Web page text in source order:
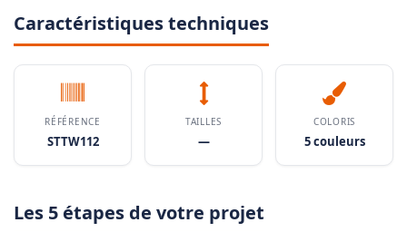
Caractéristiques techniques
RÉFÉRENCE
STTW112
TAILLES
—
COLORIS
5 couleurs
Les 5 étapes de votre projet